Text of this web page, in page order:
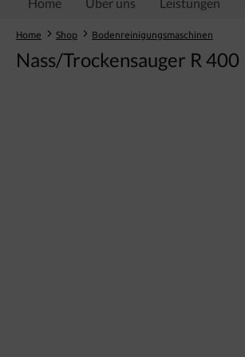
Home Shop Bodenreinigungsmaschinen
Nass/Trockensauger R 400